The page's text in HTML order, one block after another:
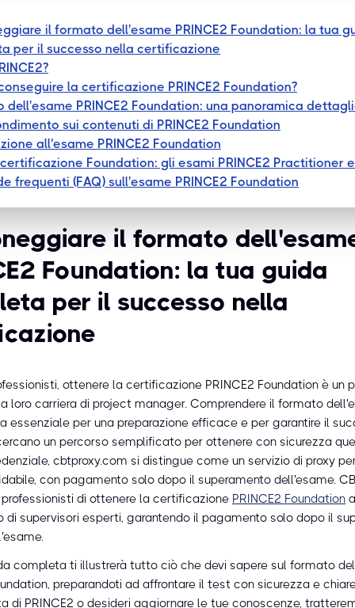
il formato dell'esame PRINCE2 Foundation: la tua
per il successo nella certificazione
la certificazione PRINCE2 Foundation?
dell'esame PRINCE2 Foundation: una panoramica
sui contenuti di PRINCE2 Foundation
all'esame PRINCE2 Foundation
Foundation: gli esami PRINCE2 Practitioner
frequenti (FAQ) sull'esame PRINCE2 Foundation
il formato
Foundation: la tua guida
per il successo nella
ottenere la certificazione PRINCE2 Foundation è un
loro carriera di project manager. Comprendere il formato
essenziale per una preparazione efficace e per garantire il
un percorso semplificato per ottenere con sicurezza
cbtproxy.com si distingue come un servizio di proxy
con pagamento solo dopo il superamento dell'esame.
di ottenere la certificazione PRINCE2 Foundation
di supervisori esperti, garantendo il pagamento solo dopo il
completa ti illustrerà tutto ciò che devi sapere sul formato
preparandoti ad affrontare il test con sicurezza e
di PRINCE2 o desideri aggiornare le tue conoscenze,